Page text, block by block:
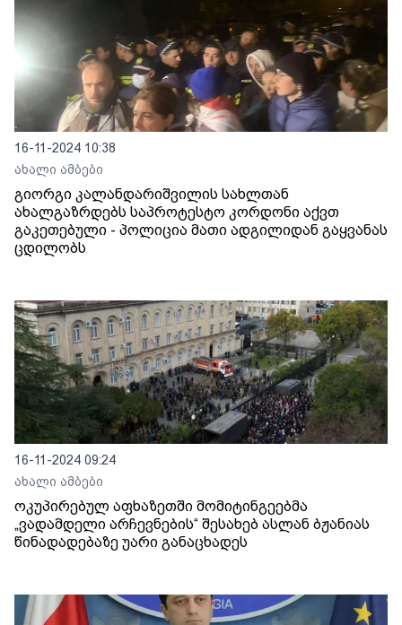
16-11-2024 10:38
ახალი ამბები
გიორგი კალანდარიშვილის სახლთან
ახალგაზრდებს საპროტესტო კორდონი აქვთ
გაკეთებული - პოლიცია მათი ადგილიდან გაყვანას
ცდილობს
16-11-2024 09:24
ახალი ამბები
ოკუპირებულ აფხაზეთში მომიტინგეებმა
„ვადამდელი არჩევნების“ შესახებ ასლან ბჟანიას
წინადადებაზე უარი განაცხადეს